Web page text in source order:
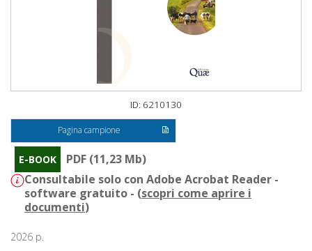
ID: 6210130
Pagina campione
E-BOOK
PDF (11,23 Mb)
Consultabile solo con Adobe Acrobat Reader -
software gratuito - (scopri come aprire i
documenti)
2026 p.